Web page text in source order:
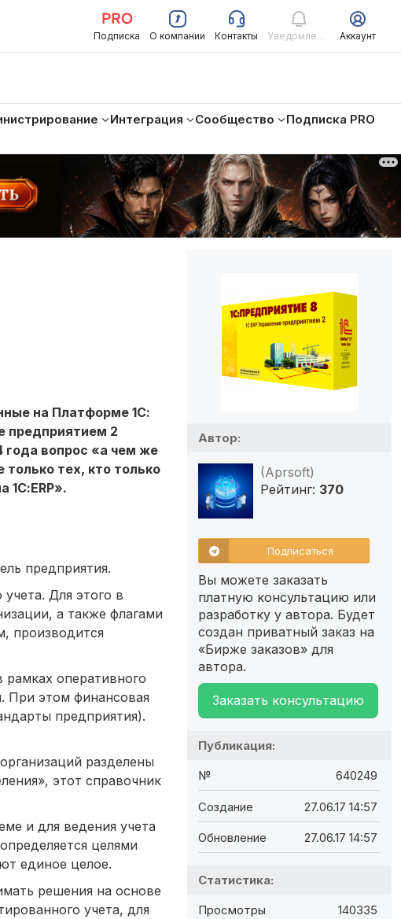
Подписка О компании Контакты Уведомления Аккаунт
Интеграция Сообщество
Подписка PRO
на Платформе 1С:
предприятием 2
года вопрос «а чем же
только тех, кто только
1С:ERP».
предприятия.
Для этого в
а также флагами
производится
рамках оперативного
При этом финансовая
предприятия).
разделены
этот справочник
и для ведения учета
целями
единое целое.
решения на основе
учета, для
Автор:
(Aprsoft)
Рейтинг: 370
Подписаться
Вы можете заказать
платную консультацию или
разработку у автора. Будет
создан приватный заказ на
«Бирже заказов» для
автора.
Заказать консультацию
Публикация:
№ 640249
Создание 27.06.17 14:57
Обновление 27.06.17 14:57
Статистика:
Просмотры 140335